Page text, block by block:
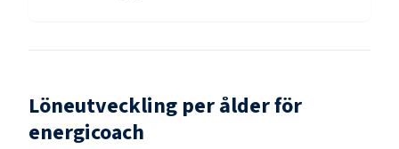
Löneutveckling per ålder för
energicoach